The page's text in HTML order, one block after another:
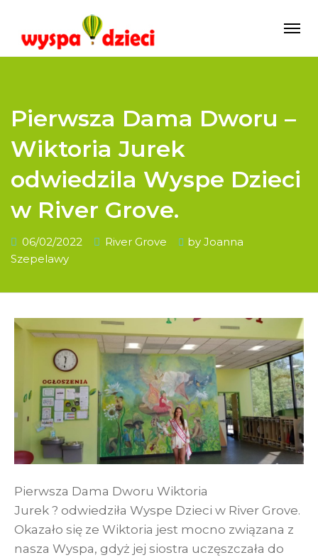
Pierwsza Dama Dworu –
Wiktoria Jurek
odwiedzila Wyspe Dzieci
w River Grove.
06/02/2022 River Grove by Joanna
Szepelawy
Pierwsza Dama Dworu Wiktoria
Jurek ? odwiedziła Wyspe Dzieci w River Grove.
Okazało się ze Wiktoria jest mocno związana z
nasza Wyspa, gdyż jej siostra uczęszczała do